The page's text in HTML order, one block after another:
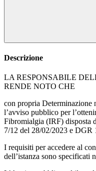
Descrizione
LA RESPONSABILE
RENDE NOTO CHE
con propria Determinazione
l’avviso pubblico per
Fibromialgia (IRF) disposta
7/12 del 28/02/2023 e DGR
I requisiti per accedere al
dell’istanza sono specificati